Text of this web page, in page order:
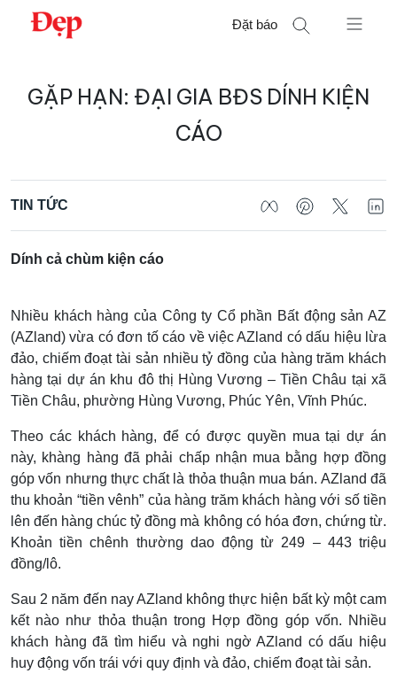
Chuyển
Đặt báo
kiếm
cho:
GẶP HẠN: ĐẠI GIA BĐS DÍNH KIỆN
CÁO
TIN TỨC
Dính cả chùm kiện cáo
Nhiều khách hàng của Công ty Cổ phần Bất động sản AZ
(AZland) vừa có đơn tố cáo về việc AZland có dấu hiệu lừa
đảo, chiếm đoạt tài sản nhiều tỷ đồng của hàng trăm khách
hàng tại dự án khu đô thị Hùng Vương – Tiền Châu tại xã
Tiền Châu, phường Hùng Vương, Phúc Yên, Vĩnh Phúc.
Theo các khách hàng, để có được quyền mua tại dự án
này, khàng hàng đã phải chấp nhận mua bằng hợp đồng
góp vốn nhưng thực chất là thỏa thuận mua bán. AZland đã
thu khoản “tiền vênh” của hàng trăm khách hàng với số tiền
lên đến hàng chúc tỷ đồng mà không có hóa đơn, chứng từ.
Khoản tiền chênh thường dao động từ 249 – 443 triệu
đồng/lô.
Sau 2 năm đến nay AZland không thực hiện bất kỳ một cam
kết nào như thỏa thuận trong Hợp đồng góp vốn. Nhiều
khách hàng đã tìm hiểu và nghi ngờ AZland có dấu hiệu
huy động vốn trái với quy định và đảo, chiếm đoạt tài sản.